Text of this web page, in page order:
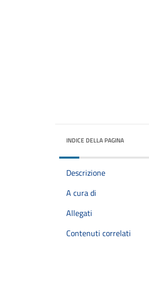
INDICE DELLA PAGINA
Descrizione
A cura di
Allegati
Contenuti correlati